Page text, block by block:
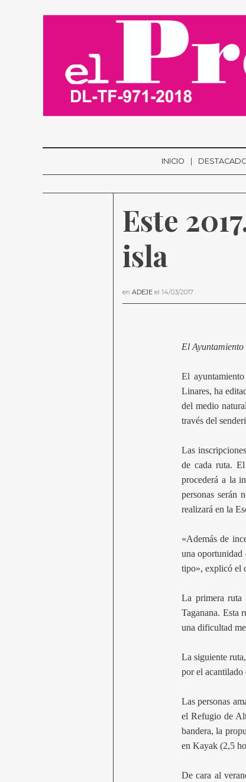
INICIO
Este
isla
en ADEJE el 14/03/2017 .
El Ayuntamiento
El
Linares, ha
del medio
través del
Las
de cada ruta.
procederá a la
personas serán
realizará en la
«Además de
una oportunidad
tipo», explicó el
La primera ruta
Taganana. Esta
una dificultad
La siguiente
por el acantilado
Las personas
el Refugio de
bandera, la
en Kayak (2,5
De cara al